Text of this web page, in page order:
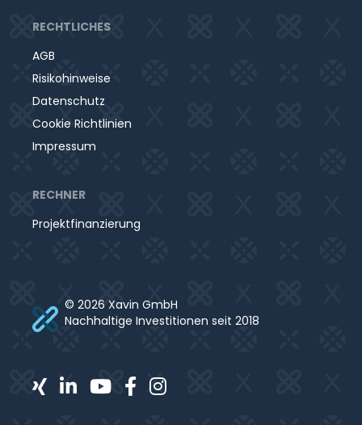
RECHTLICHES
AGB
Risikohinweise
Datenschutz
Cookie Richtlinien
Impressum
RECHNER
Projektfinanzierung
© 2026 Xavin GmbH
Nachhaltige Investitionen seit 2018